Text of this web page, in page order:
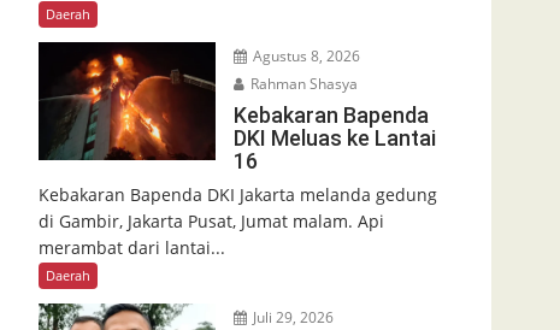
Daerah
Agustus 8, 2026
Rahman Shasya
Kebakaran Bapenda
DKI Meluas ke Lantai
16
Kebakaran Bapenda DKI Jakarta melanda gedung
di Gambir, Jakarta Pusat, Jumat malam. Api
merambat dari lantai...
Daerah
Juli 29, 2026